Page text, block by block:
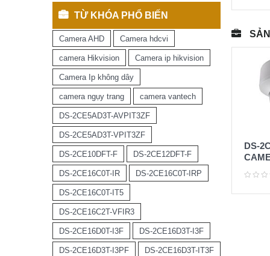
DS-
TỪ KHÓA PHỔ BIẾN
Camera AHD Camera hdcvi
camera Hikvision Camera ip hikvision
Camera Ip không dây
camera ngụy trang camera vantech
DS-2CE5AD3T-AVPIT3ZF
DS-2CE5AD3T-VPIT3ZF
DS-2CE10DFT-F DS-2CE12DFT-F
DS-2CE16C0T-IR DS-2CE16C0T-IRP
DS-2CE16C0T-IT5
DS-2CE16C2T-VFIR3
DS-2CE16D0T-I3F DS-2CE16D3T-I3F
DS-2CE16D3T-I3PF DS-2CE16D3T-IT3F